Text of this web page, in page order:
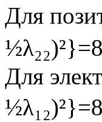
Для
Для